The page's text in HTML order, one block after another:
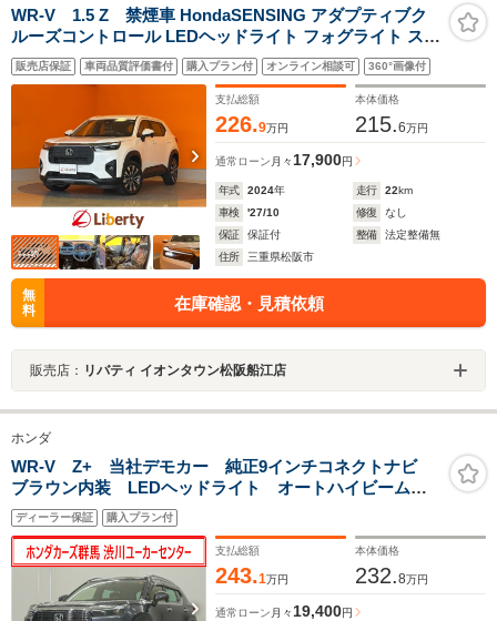
WR-V 1.5 Z 禁煙車 HondaSENSING アダプティブク
ルーズコントロール LEDヘッドライト フォグライト スマ
ートキー プッシュスタート 革巻きステアリング ステアリ
ングスイッチ 純正アルミホイール バックカメラ オー
販売店保証 車両品質評価書付 購入プラン付 オンライン相談可 360°画像付
支払総額
226.9万円
本体価格
215.6万円
通常ローン 月々 17,900円
年式 2024年 走行 22km
車検
'27/10 修復
なし
保証
保証付 整備
法定整備無
住所
三重県松阪市
無
料
在庫確認・見積依頼
販売店： リバティ イオンタウン松阪船江店
ホンダ
WR-V Z+ 当社デモカー 純正9インチコネクトナビ
ブラウン内装 LEDヘッドライト オートハイビーム
アダプティブクルーズコントロール レーンキープアシ
スト サイドエアバッグ・サイドカーテンエアバッグ
ETC
ディーラー保証 購入プラン付
支払総額
243.1万円
本体価格
232.8万円
通常ローン 月々19,400円